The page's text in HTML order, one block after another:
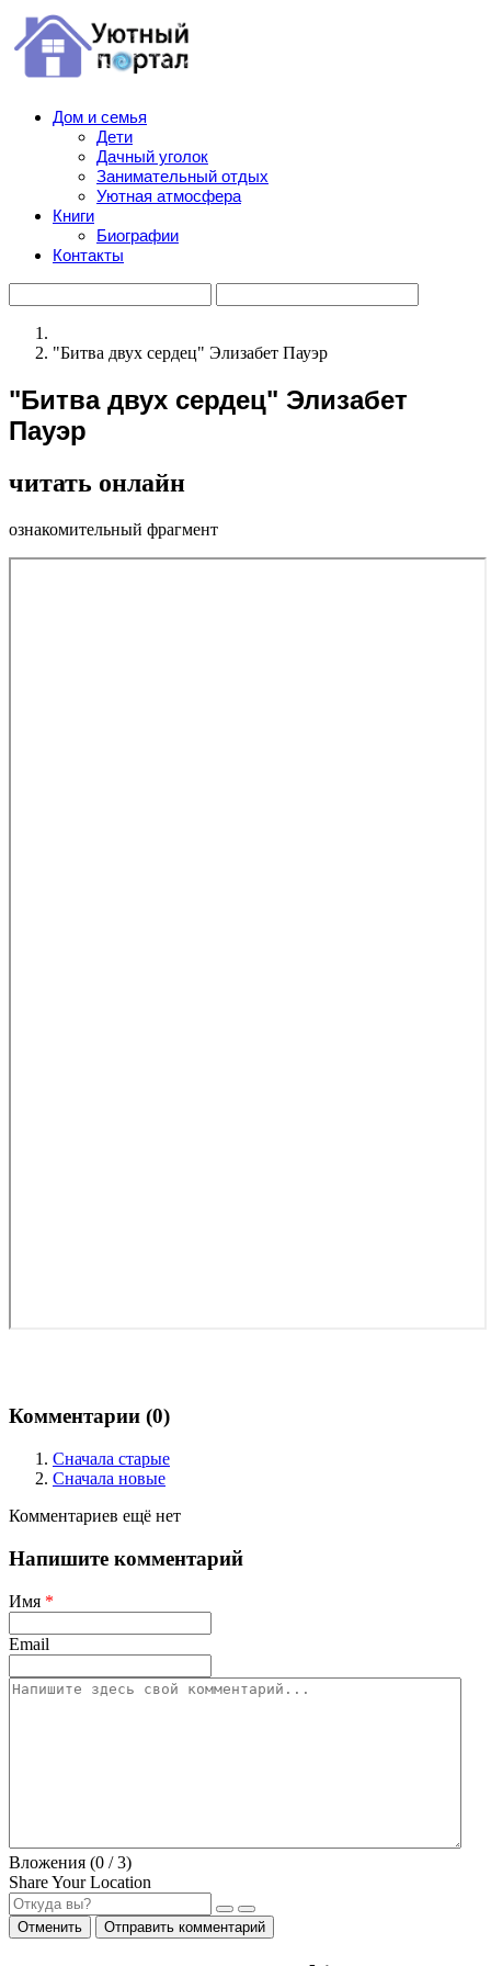
Дом и семья
Дети
Дачный уголок
Занимательный отдых
Уютная атмосфера
Книги
Биографии
Контакты
"Битва двух сердец" Элизабет Пауэр
"Битва двух сердец" Элизабет
Пауэр
читать онлайн
ознакомительный фрагмент
Комментарии (0)
Сначала старые
Сначала новые
Комментариев ещё нет
Напишите комментарий
Имя *
Email
Вложения (0 / 3)
Share Your Location
Отменить Отправить комментарий